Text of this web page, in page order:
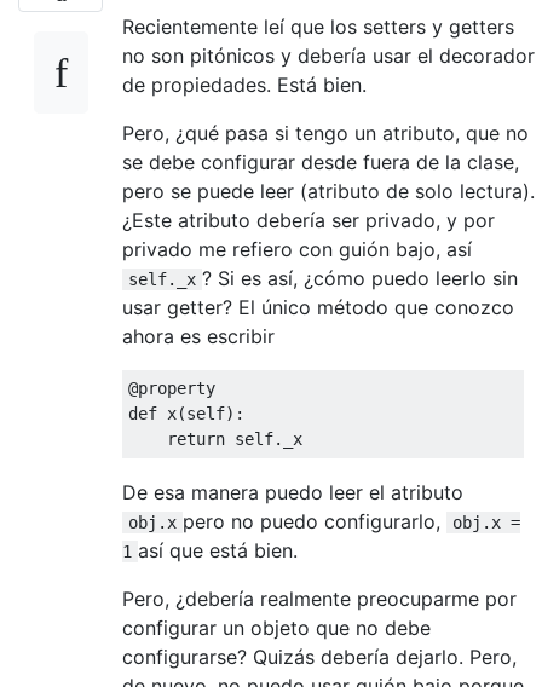
Recientemente leí que los setters y getters
no son pitónicos y debería usar el decorador
de propiedades. Está bien.
Pero, ¿qué pasa si tengo un atributo, que no
se debe configurar desde fuera de la clase,
pero se puede leer (atributo de solo lectura).
¿Este atributo debería ser privado, y por
privado me refiero con guión bajo, así
self._x ? Si es así, ¿cómo puedo leerlo sin
usar getter? El único método que conozco
ahora es escribir
@property
def x(self):
return self. _x
De esa manera puedo leer el atributo
obj.x pero no puedo configurarlo,
obj.x =
1 así que está bien.
Pero, ¿debería realmente preocuparme por
configurar un objeto que no debe
configurarse? Quizás debería dejarlo. Pero,